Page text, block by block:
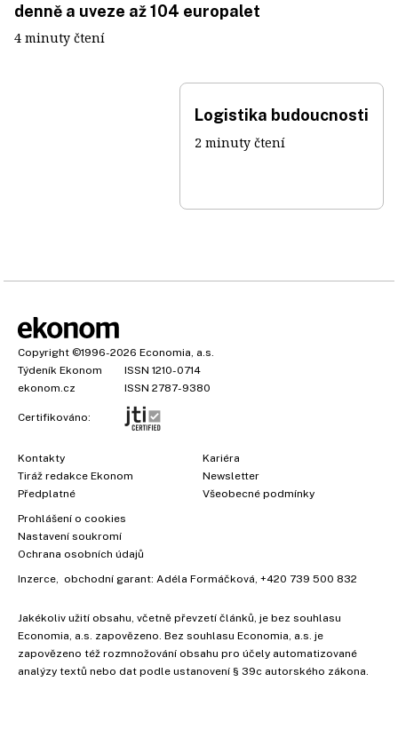
denně a uveze až 104 europalet
4 minuty čtení
Logistika budoucnosti
2 minuty čtení
Copyright ©1996-2026 Economia, a.s.
Týdeník Ekonom
ISSN 1210-0714
ekonom.cz
ISSN 2787-9380
Certifikováno:
Kontakty
Tiráž redakce Ekonom
Předplatné
Kariéra
Newsletter
Všeobecné podmínky
Prohlášení o cookies
Nastavení soukromí
Ochrana osobních údajů
Inzerce , obchodní garant: Adéla Formáčková +420 739 500 832
Jakékoliv užití obsahu, včetně převzetí článků, je bez souhlasu
Economia, a.s. zapovězeno. Bez souhlasu Economia, a.s. je
zapovězeno též rozmnožování obsahu pro účely automatizované
analýzy textů nebo dat podle ustanovení § 39c autorského zákona.